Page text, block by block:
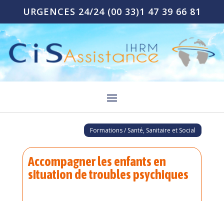
URGENCES 24/24 (00 33)1 47 39 66 81
Formations / Santé, Sanitaire et Social
Accompagner les enfants en
situation de troubles psychiques